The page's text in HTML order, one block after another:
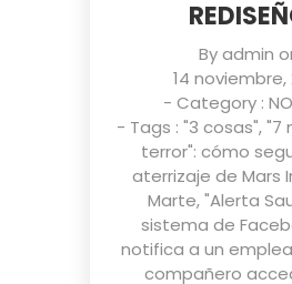
Byadmin
14 noviembre,
- Category :
- Tags : "3 cosas","7
terror": cómo
aterrizaje de Mars
Marte,"Alerta
sistema de
notifica a un
compañero